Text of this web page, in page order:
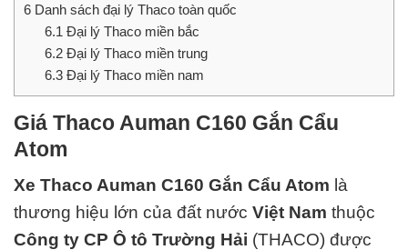
6 Danh sách đại lý Thaco toàn quốc
6.1 Đại lý Thaco miền bắc
6.2Đại lý Thaco miền trung
6.3Đại lý Thaco miền nam
Giá Thaco Auman C160 Gắn Cẩu
Atom
Xe Thaco Auman C160 Gắn Cẩu Atom là
thương hiệu lớn của đất nước Việt Nam thuộc
Công ty CP Ô tô Trường Hải (THACO) được